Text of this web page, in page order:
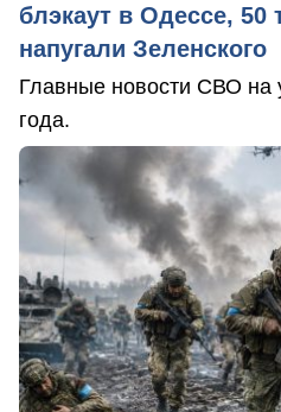
блэкаут в Одессе,
напугали Зеленского
Главные новости СВО на
года.